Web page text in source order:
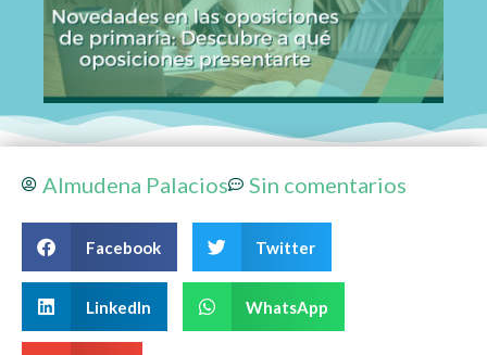
Almudena Palacios Sin comentarios
Facebook Twitter
LinkedIn WhatsApp